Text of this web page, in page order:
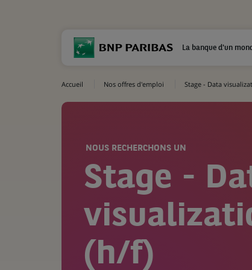
La banque d'un
Accueil Nos offres d'emploi Stage - Data
NOUS RECHERCHONS UN
Stage -
(h/f)